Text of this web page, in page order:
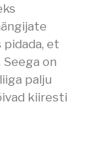
pidada, et
on
palju
kiiresti